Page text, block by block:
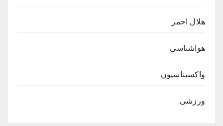
هلال احمر
هواشناسی
واکسیناسیون
ورزشی